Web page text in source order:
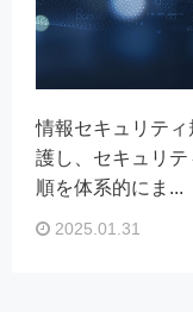
情報セキュリテ
護し、セキュリ
順を体系的にま...
2025.01.31